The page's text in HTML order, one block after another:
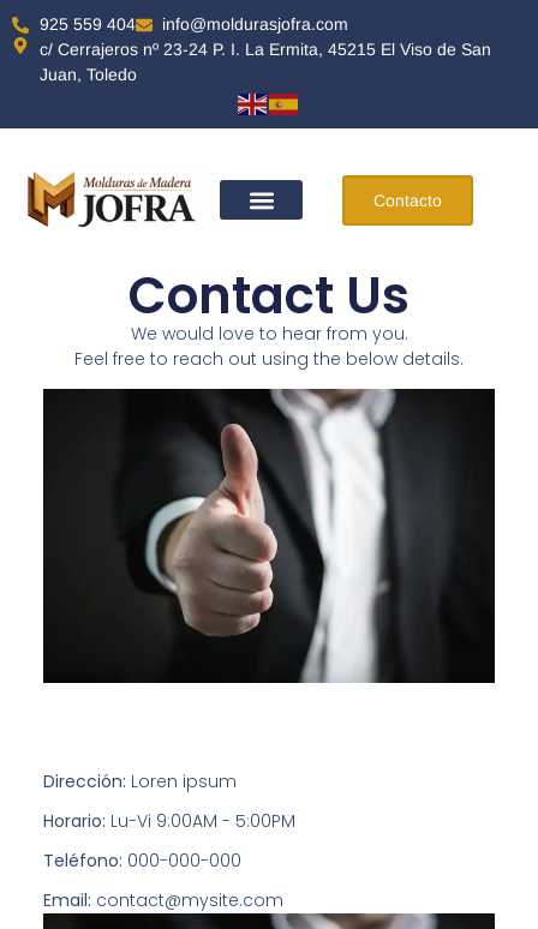
925 559 404
info@moldurasjofra.com
c/ Cerrajeros nº 23-24 P. I. La Ermita, 45215 El Viso de San
Juan, Toledo
Contacto
Contact Us
We would love to hear from you.
Feel free to reach out using the below details.
Dirección: Loren ipsum
Horario: Lu-Vi 9:00AM - 5:00PM
Teléfono: 000-000-000
Email: contact@mysite.com